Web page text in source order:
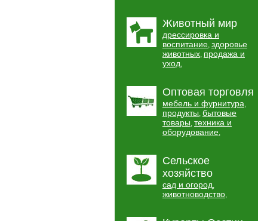
Животный мир
дрессировка и
воспитание, здоровье
животных, продажа и
уход,
Оптовая торговля
мебель и фурнитура,
продукты, бытовые
товары, техника и
оборудование,
Сельское
хозяйство
сад и огород,
животноводство,